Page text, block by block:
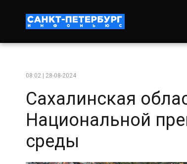
08:02 | 28-08-2024
Сахалинская
Национальной
среды